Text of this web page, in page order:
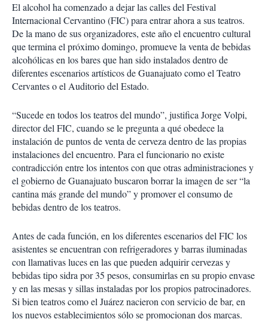
El alcohol ha comenzado a dejar las calles del Festival
Internacional Cervantino (FIC) para entrar ahora a sus teatros.
De la mano de sus organizadores, este año el encuentro cultural
que termina el próximo domingo, promueve la venta de bebidas
alcohólicas en los bares que han sido instalados dentro de
diferentes escenarios artísticos de Guanajuato como el Teatro
Cervantes o el Auditorio del Estado.
“Sucede en todos los teatros del mundo”, justifica Jorge Volpi,
director del FIC, cuando se le pregunta a qué obedece la
instalación de puntos de venta de cerveza dentro de las propias
instalaciones del encuentro. Para el funcionario no existe
contradicción entre los intentos con que otras administraciones y
el gobierno de Guanajuato buscaron borrar la imagen de ser “la
cantina más grande del mundo” y promover el consumo de
bebidas dentro de los teatros.
Antes de cada función, en los diferentes escenarios del FIC los
asistentes se encuentran con refrigeradores y barras iluminadas
con llamativas luces en las que pueden adquirir cervezas y
bebidas tipo sidra por 35 pesos, consumirlas en su propio envase
y en las mesas y sillas instaladas por los propios patrocinadores.
Si bien teatros como el Juárez nacieron con servicio de bar, en
los nuevos establecimientos sólo se promocionan dos marcas.